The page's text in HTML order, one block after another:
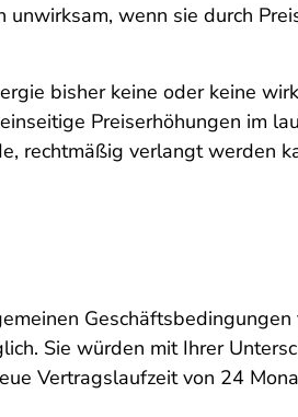
wenn sie durch
bisher keine oder keine
Preiserhöhungen im
rechtmäßig verlangt werden
Geschäftsbedingungen
Sie würden mit Ihrer
Vertragslaufzeit von 24